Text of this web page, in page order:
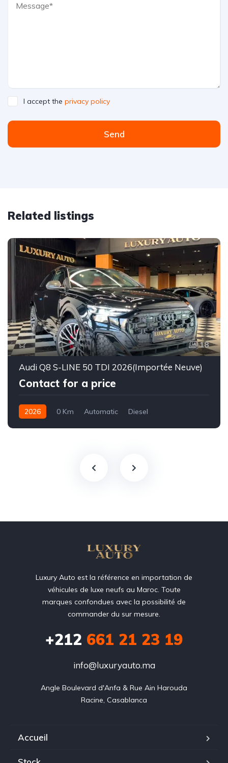
I accept the privacy policy
Send
Related listings
18
Audi Q8 S-LINE 50 TDI 2026(Importée Neuve)
Contact for a price
2026 0 Km Automatic Diesel
Luxury Auto est la référence en importation de
véhicules de luxe neufs au Maroc. Toute
marques confondues avec la possibilité de
commander du sur mesure.
+212 ‭661 21 23 19‬
info@luxuryauto.ma
Angle Boulevard d'Anfa & Rue Ain Harouda
Racine, Casablanca
Accueil